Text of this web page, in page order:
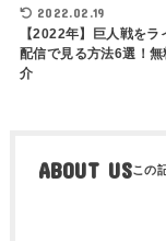
2022.02.19
【2022年】巨人戦をラ
配信で見る方法6選！
介
ABOUT US